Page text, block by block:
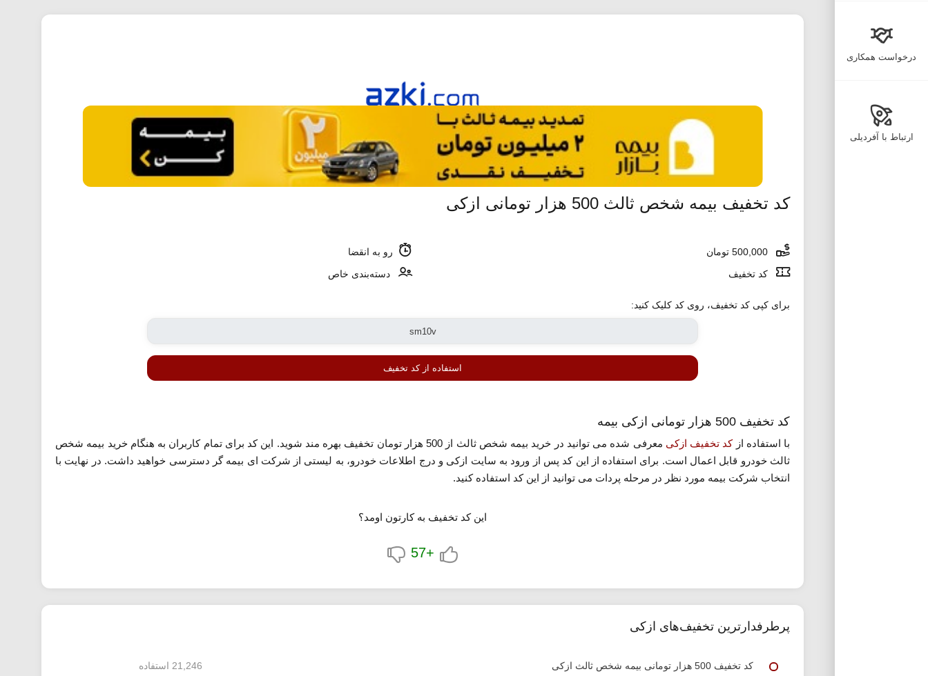
درخواست همکاری
ارتباط با آفردیلی
کد تخفیف بیمه شخص ثالث 500 هزار تومانی ازکی
رو به انقضا
کد تخفیف
دسته‌بندی خاص
برای کپی کد تخفیف، روی کد کلیک کنید:
استفاده از کد تخفیف
کد تخفیف 500 هزار تومانی ازکی بیمه
با استفاده ازکد تخفیف ازکی
معرفی شده می توانید در خرید بیمه شخص ثالث از 500 هزار تومان تخفیف بهره مند شوید. این کد برای تمام کاربران به هنگام خرید بیمه شخص
ثالث خودرو قابل اعمال است. برای استفاده از این کد پس از ورود به سایت ازکی و درج اطلاعات خودرو، به لیستی از شرکت ای بیمه گر دسترسی خواهید داشت. در نهایت با
انتخاب شرکت بیمه مورد نظر در مرحله پردات می توانید از این کد استفاده کنید.
این کد تخفیف به کارتون اومد؟
+57
پرطرفدارترین تخفیف‌های ازکی
کد تخفیف 500 هزار تومانی بیمه شخص ثالث ازکی
21,246 استفاده